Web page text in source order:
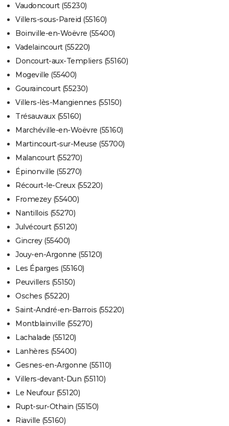
Vaudoncourt (55230)
Villers-sous-Pareid (55160)
Boinville-en-Woëvre (55400)
Vadelaincourt (55220)
Doncourt-aux-Templiers (55160)
Mogeville (55400)
Gouraincourt (55230)
Villers-lès-Mangiennes (55150)
Trésauvaux (55160)
Marchéville-en-Woëvre (55160)
Martincourt-sur-Meuse (55700)
Malancourt (55270)
Épinonville (55270)
Récourt-le-Creux (55220)
Fromezey (55400)
Nantillois (55270)
Julvécourt (55120)
Gincrey (55400)
Jouy-en-Argonne (55120)
Les Éparges (55160)
Peuvillers (55150)
Osches (55220)
Saint-André-en-Barrois (55220)
Montblainville (55270)
Lachalade (55120)
Lanhères (55400)
Gesnes-en-Argonne (55110)
Villers-devant-Dun (55110)
Le Neufour (55120)
Rupt-sur-Othain (55150)
Riaville (55160)